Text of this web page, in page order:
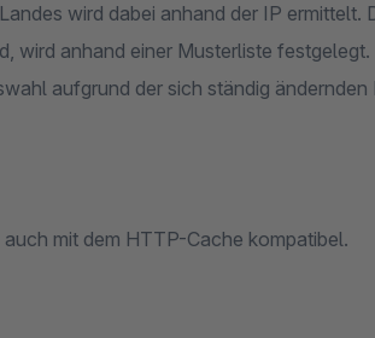
wird dabei anhand der IP ermittelt.
wird anhand einer Musterliste
aufgrund der sich ständig
auch mit dem HTTP-Cache kompatibel.